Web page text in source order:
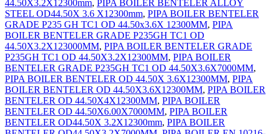
44.50X3.2X12300mm, PIPA BOILER BENTELER ALLOY
STEEL OD44.50X 3.6 X12300mm, PIPA BOILER BENTELER
GRADE P235 GH TC1 OD 44.50x3.6X 12300MM, PIPA
BOILER BENTELER GRADE P235GH TC1 OD
44.50X3.2X123000MM, PIPA BOILER BENTELER GRADE
P235GH TC1 OD 44.50X3.2X12300MM, PIPA BOILER
BENTELER GRADE P235GH TC1 OD 44.50X3.6X7000MM,
PIPA BOILER BENTELER OD 44.50X 3.6X12300MM, PIPA
BOILER BENTELER OD 44.50X3.6X12300MM, PIPA BOILER
BENTELER OD 44.50X4X12300MM, PIPA BOILER
BENTELER OD 44.50X6.00X7000MM, PIPA BOILER
BENTELER OD44.50X 3.2X12300mm, PIPA BOILER